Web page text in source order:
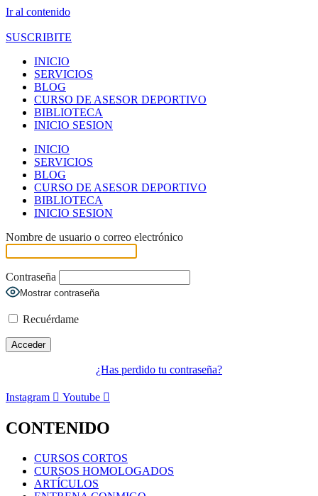
Ir al contenido
SUSCRIBITE
INICIO
SERVICIOS
BLOG
CURSO DE ASESOR DEPORTIVO
BIBLIOTECA
INICIO SESION
INICIO
SERVICIOS
BLOG
CURSO DE ASESOR DEPORTIVO
BIBLIOTECA
INICIO SESION
Nombre de usuario o correo electrónico
Contraseña
Mostrar contraseña
Recuérdame
¿Has perdido tu contraseña?
Instagram Youtube
CONTENIDO
CURSOS CORTOS
CURSOS HOMOLOGADOS
ARTÍCULOS